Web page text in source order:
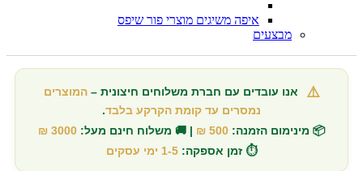
איפה משיגים מוצרי פור שיפס
מבצעים
⚠️ אנו עובדים עם חברת משלוחים חיצונית –המוצרים
נמסרים עד קומת הקרקע בלבד.
📦 מינימום הזמנה: 500 ₪ | 🚚 משלוח חינם מעל: 3000 ₪
⏱️ זמן אספקה: 1-5 ימי עסקים